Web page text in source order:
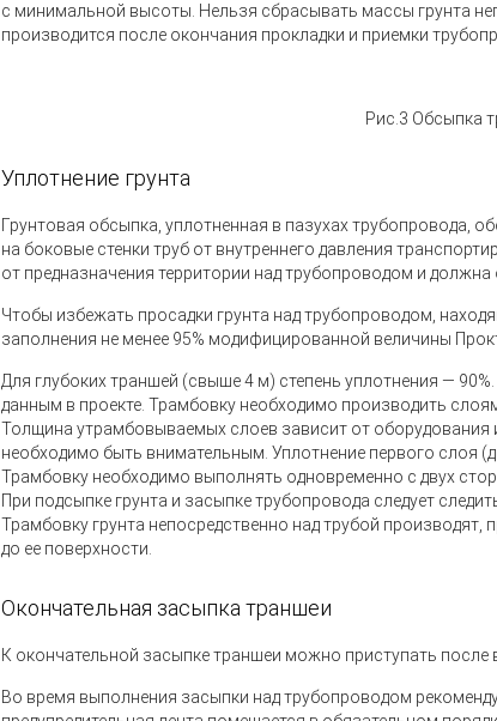
с минимальной высоты. Нельзя сбрасывать массы грунта
производится после окончания прокладки и приемки
Рис.3 Обсыпка
Уплотнение грунта
Грунтовая обсыпка, уплотненная в пазухах трубопровода,
на боковые стенки труб от внутреннего давления
от предназначения территории над трубопроводом и должна
Чтобы избежать просадки грунта над трубопроводом,
заполнения не менее 95% модифицированной величины
Для глубоких траншей (свыше 4 м) степень уплотнения —
данным в проекте. Трамбовку необходимо производить
Толщина утрамбовываемых слоев зависит от оборудования
необходимо быть внимательным. Уплотнение первого слоя (
Трамбовку необходимо выполнять одновременно с двух
При подсыпке грунта и засыпке трубопровода следует
Трамбовку грунта непосредственно над трубой производят,
до ее поверхности.
Окончательная засыпка траншеи
К окончательной засыпке траншеи можно приступать
Во время выполнения засыпки над трубопроводом